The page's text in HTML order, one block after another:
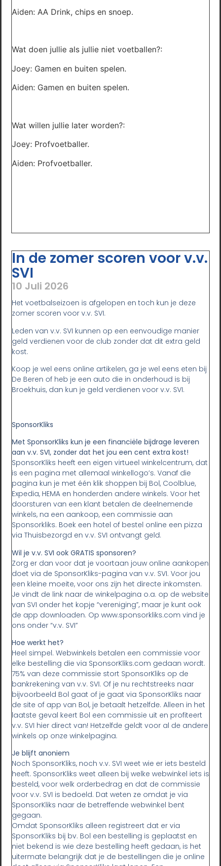
Aiden: AA Drink, chips en snoep.
Wat doen jullie als jullie niet voetballen?:
Joey: Gamen en buiten spelen.
Aiden: Gamen en buiten spelen.
Wat willen jullie later worden?:
Joey: Profvoetballer.
Aiden: Profvoetballer.
In de zomer scoren voor v.v.
SVI
10 Juli 2026
Het voetbalseizoen is afgelopen en toch kun je deze
zomer scoren voor v.v. SVI.
Leden van v.v. SVI kunnen op een eenvoudige manier
geld verdienen voor de club zonder dat dit extra geld
kost.
Koop je wel eens online artikelen, ga je wel eens eten bij
De Beren of heb je een auto die in onderhoud is bij
Broekhuis, dan kun je geld verdienen voor v.v. SVI.
SponsorKliks
Met SponsorKliks kun je een financiële bijdrage leveren
aan v.v. SVI, zonder dat het jou een cent extra kost!
SponsorKliks heeft een eigen virtueel winkelcentrum, dat
is een pagina met allemaal winkellogo’s. Vanaf die
pagina kun je met één klik shoppen bij Bol, Coolblue,
Expedia, HEMA en honderden andere winkels. Voor het
doorsturen van een klant betalen de deelnemende
winkels, na een aankoop, een commissie aan
Sponsorkliks. Boek een hotel of bestel online een pizza
via Thuisbezorgd en v.v. SVI ontvangt geld.
Wil je v.v. SVI ook GRATIS sponsoren?
Zorg er dan voor dat je voortaan jouw online aankopen
doet via de SponsorKliks-pagina van v.v. SVI. Voor jou
een kleine moeite, voor ons zijn het directe inkomsten.
Je vindt de link naar de winkelpagina o.a. op de website
van SVI onder het kopje “vereniging”, maar je kunt ook
de app downloaden. Op www.sponsorkliks.com vind je
ons onder “v.v. SVI”
Hoe werkt het?
Heel simpel. Webwinkels betalen een commissie voor
elke bestelling die via SponsorKliks.com gedaan wordt.
75% van deze commissie stort SponsorKliks op de
bankrekening van v.v. SVI. Of je nu rechtstreeks naar
bijvoorbeeld Bol gaat of je gaat via SponsorKliks naar
de site of app van Bol, je betaalt hetzelfde. Alleen in het
laatste geval keert Bol een commissie uit en profiteert
v.v. SVI hier direct van! Hetzelfde geldt voor al de andere
winkels op onze winkelpagina.
Je blijft anoniem
Noch SponsorKliks, noch v.v. SVI weet wie er iets besteld
heeft. SponsorKliks weet alleen bij welke webwinkel iets is
besteld, voor welk orderbedrag en dat de commissie
voor v.v. SVI is bedoeld. Dat weten ze omdat je via
SponsorKliks naar de betreffende webwinkel bent
gegaan.
Omdat SponsorKliks alleen registreert dat er via
SponsorKliks bij bv. Bol een bestelling is geplaatst en
niet bekend is wie deze bestelling heeft gedaan, is het
uitermate belangrijk dat je de bestellingen die je online